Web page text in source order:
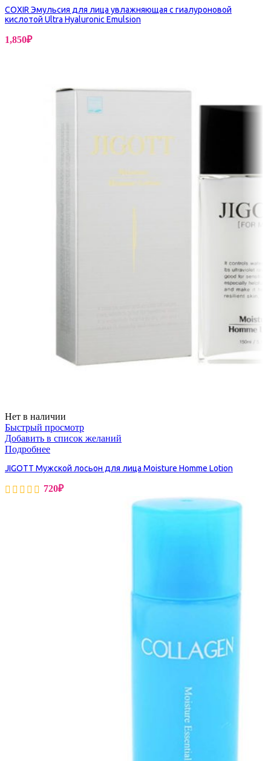
COXIR Эмульсия для лица увлажняющая с гиалуроновой
кислотой Ultra Hyaluronic Emulsion
1,850₽
Нет в наличии
Быстрый просмотр
Добавить в список желаний
Подробнее
JIGOTT Мужской лосьон для лица Moisture Homme Lotion
720₽